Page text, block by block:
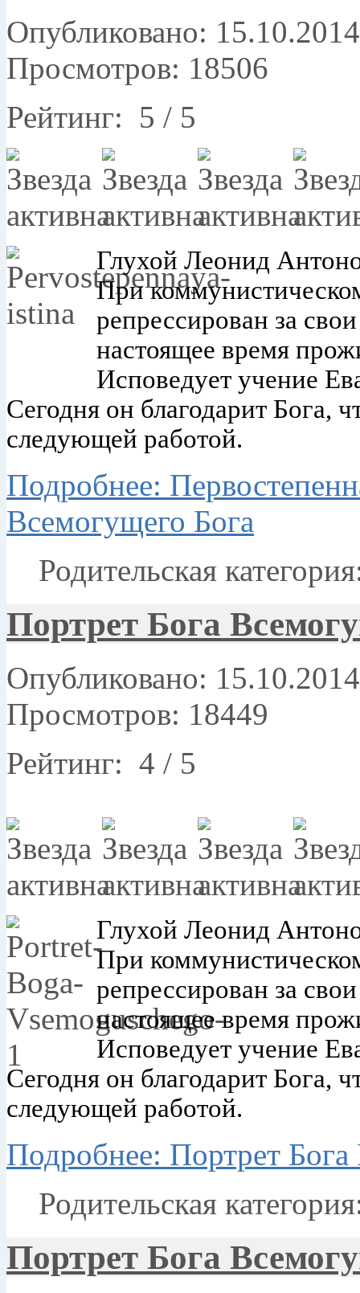
Опубликовано:
Просмотров: 18506
Рейтинг: 5 / 5
Глухой Леонид
При
репрессирован за
настоящее время
Исповедует учение
Сегодня он благодарит Бога,
следующей работой.
Подробнее:
Всемогущего Бога
Родительская
Портрет Бога
Опубликовано:
Просмотров: 18449
Рейтинг: 4 / 5
Глухой Леонид
При
репрессирован за
настоящее время
Исповедует учение
Сегодня он благодарит Бога,
следующей работой.
Подробнее: Портрет
Родительская
Портрет Бога